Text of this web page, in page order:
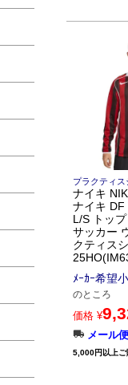
プラクティ
ナイキ
ナイキ
L/S トップ
サッカー
クティス
ﾒｰｶｰ希望
のところ
価格 ¥
メール
5,000円以上ご